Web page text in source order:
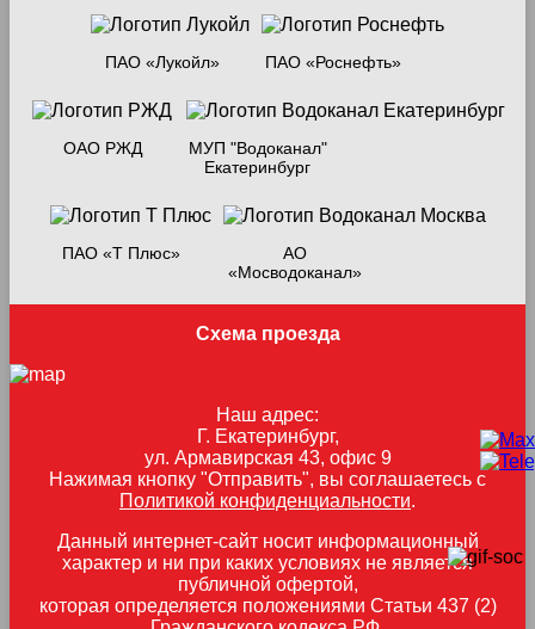
ПАО «Лукойл» ПАО «Роснефть»
ОАО РЖД
МУП "Водоканал"
Екатеринбург
ПАО «Т Плюс»
АО
«Мосводоканал»
Схема проезда
Наш адрес:
Г. Екатеринбург,
ул. Армавирская 43, офис 9
Нажимая кнопку "Отправить", вы соглашаетесь с
Политикой конфиденциальности.
Данный интернет-сайт носит информационный
характер и ни при каких условиях не является
публичной офертой,
которая определяется положениями Статьи 437 (2)